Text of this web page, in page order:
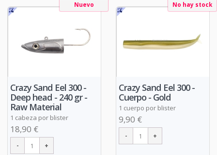
Nuevo
Crazy Sand Eel 300 -
Deep head - 240 gr -
Raw Material
1 cabeza por blister
18,90 €
No hay stock
Crazy Sand Eel 300 -
Cuerpo - Gold
1 cuerpo por blister
9,90 €